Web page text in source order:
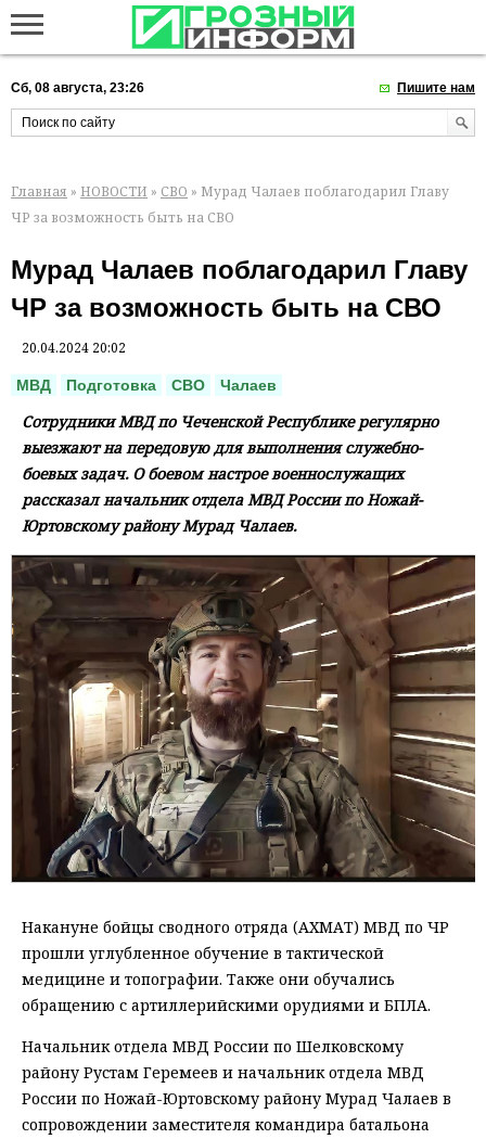
Сб, 08 августа, 23:26 Пишите нам
Главная » НОВОСТИ » СВО » Мурад Чалаев поблагодарил Главу
ЧР за возможность быть на СВО
Мурад Чалаев поблагодарил Главу
ЧР за возможность быть на СВО
20.04.2024 20:02
МВД Подготовка СВО Чалаев
Сотрудники МВД по Чеченской Республике регулярно
выезжают на передовую для выполнения служебно-
боевых задач. О боевом настрое военнослужащих
рассказал начальник отдела МВД России по Ножай-
Юртовскому району Мурад Чалаев.
Накануне бойцы сводного отряда (АХМАТ) МВД по ЧР
прошли углубленное обучение в тактической
медицине и топографии. Также они обучались
обращению с артиллерийскими орудиями и БПЛА.
Начальник отдела МВД России по Шелковскому
району Рустам Геремеев и начальник отдела МВД
России по Ножай-Юртовскому району Мурад Чалаев в
сопровождении заместителя командира батальона